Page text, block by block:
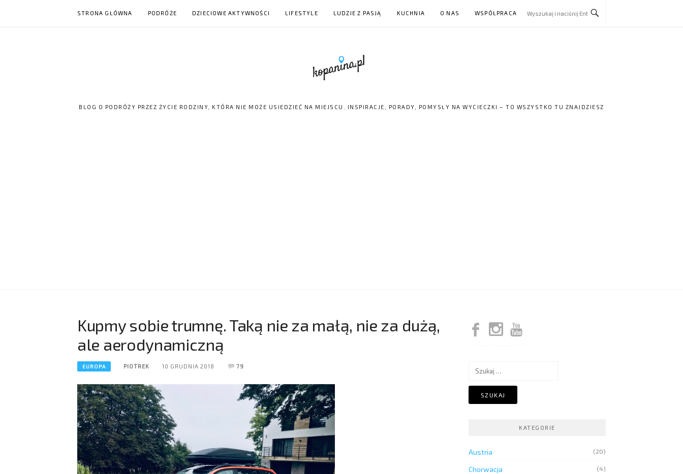
STRONA GŁÓWNA PODRÓŻE DZIECIOWE AKTYWNOŚCI LIFESTYLE LUDZIE Z PASJĄ KUCHNIA O NAS WSPÓŁPRACA
BLOG O PODRÓŻY PRZEZ ŻYCIE RODZINY, KTÓRA NIE MOŻE USIEDZIEĆ NA MIEJSCU. INSPIRACJE, PORADY, POMYSŁY NA WYCIECZKI – TO WSZYSTKO TU ZNAJDZIESZ
Kupmy sobie trumnę. Taką nie za małą, nie za dużą,
ale aerodynamiczną
EUROPA PIOTREK 10 GRUDNIA 2018 79 Szukaj:
KATEGORIE
Austria (20)
Chorwacja (4)